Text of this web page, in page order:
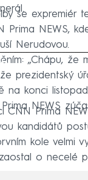
se expremiér
NEWS,
Nerudovou.
„Chápu, že
prezidentský
na konci
NEWS
CNN Prima
kandidátů
kole velmi
o necelé